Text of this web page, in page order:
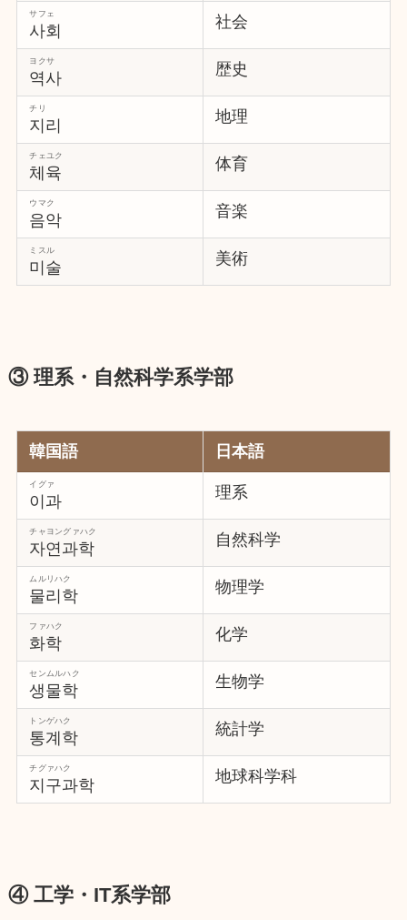
사회
サフェ 社会
역사
ヨクサ 歴史
지리
チリ 地理
체육
チェユク 体育
음악
ウマク 音楽
미술
ミスル 美術
③ 理系・自然科学系学部
韓国語 日本語
이과
イグァ 理系
자연과학
チャヨングァハク 自然科学
물리학
ムルリハク 物理学
화학
ファハク 化学
생물학
センムルハク 生物学
통계학
トンゲハク 統計学
지구과학
チグァハク 地球科学科
④ 工学・IT系学部